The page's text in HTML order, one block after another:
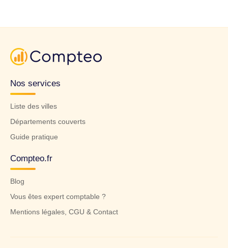
Nos services
Liste des villes
Départements couverts
Guide pratique
Compteo.fr
Blog
Vous êtes expert comptable ?
Mentions légales, CGU & Contact